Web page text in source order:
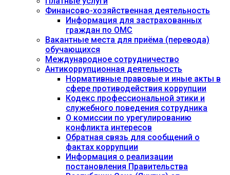
Финансово-хозяйственная деятельность
Информация для застрахованных
граждан по ОМС
Вакантные места для приёма (перевода)
обучающихся
Международное сотрудничество
Антикоррупционная деятельность
Нормативные правовые и иные акты в
сфере противодействия коррупции
Кодекс профессиональной этики и
служебного поведения сотрудника
О комиссии по урегулированию
конфликта интересов
Обратная связь для сообщений о
фактах коррупции
Информация о реализации
постановления Правительства